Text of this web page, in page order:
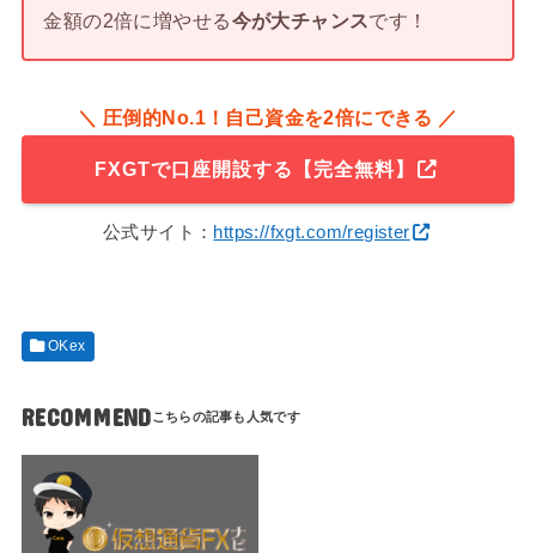
金額の2倍に増やせる今が大チャンスです！
＼ 圧倒的No.1！自己資金を2倍にできる ／
FXGTで口座開設する【完全無料】
公式サイト： https://fxgt.com/register
OKex
RECOMMEND